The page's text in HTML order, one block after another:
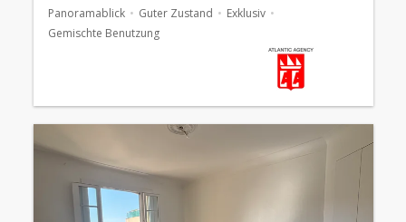
Panoramablick Guter Zustand
Exklusiv
Gemischte Benutzung